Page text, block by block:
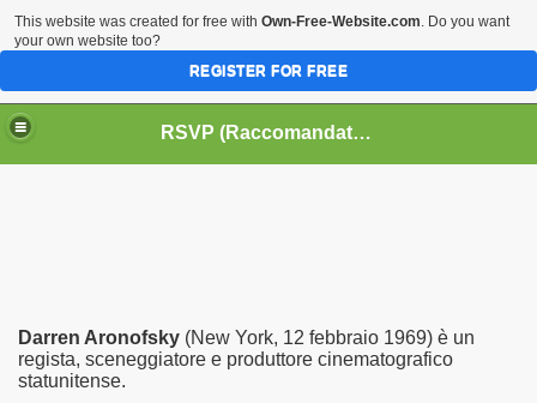
HOME BIOGRAFIE
CINEMA
DATABASE LIBRI
LIBRI
MUSICA
RSVP (Raccomandati Se Vi Piacciono)
Darren Aronofsky (New York, 12 febbraio 1969) è un
regista, sceneggiatore e produttore cinematografico
statunitense.
This website was created for free with Own-Free-Website.com. Do you want
your own website too?
REGISTER FOR FREE